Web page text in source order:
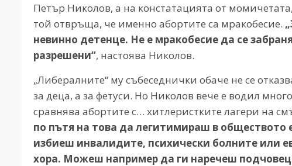
Петър Николов, а на констатацията от
той отвръща, че именно абортите са мракобесие.
невинно детенце. Не е мракобесие да се
разрешени“, настоява Николов.
„Либералните“ му събеседнички обаче не се
за деца, а за фетуси. Но Николов вече е водил
сравнява абортите с… хитлеристките лагери на
по пътя на това да легитимираш в
избиеш инвалидите, психически болните или
хора. Можеш например да ги наречеш